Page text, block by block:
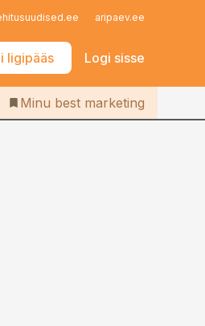
aripaev.ee
ligipääs Logi sisse
Iseteenindus
Bestmarketing
Minu best marketing